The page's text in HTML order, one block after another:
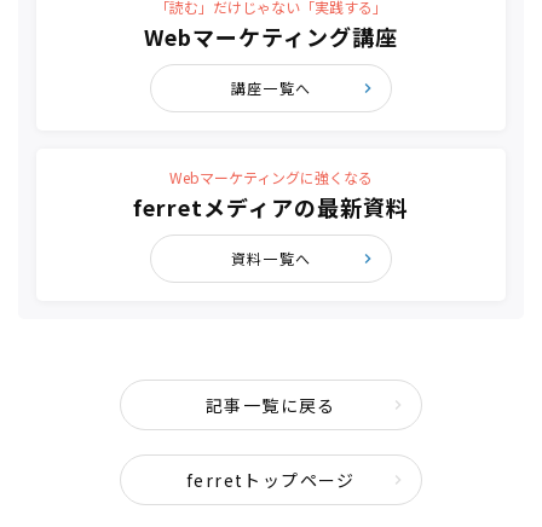
「読む」だけじゃない「実践する」
Webマーケティング講座
講座一覧へ
Webマーケティングに強くなる
ferretメディアの最新資料
資料一覧へ
記事一覧に戻る
ferretトップページ